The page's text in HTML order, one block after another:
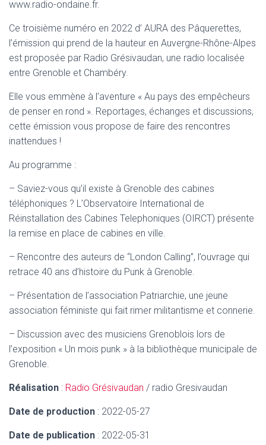
www.radio-ondaine.fr.
Ce troisième numéro en 2022 d’ AURA des Pâquerettes,
l’émission qui prend de la hauteur en Auvergne-Rhône-Alpes
est proposée par Radio Grésivaudan, une radio localisée
entre Grenoble et Chambéry.
Elle vous emmène à l’aventure « Au pays des empêcheurs
de penser en rond ». Reportages, échanges et discussions,
cette émission vous propose de faire des rencontres
inattendues !
Au programme :
– Saviez-vous qu’il existe à Grenoble des cabines
téléphoniques ? L’Observatoire International de
Réinstallation des Cabines Telephoniques (OIRCT) présente
la remise en place de cabines en ville.
– Rencontre des auteurs de “London Calling”, l’ouvrage qui
retrace 40 ans d’histoire du Punk à Grenoble.
– Présentation de l’association Patriarchie, une jeune
association féministe qui fait rimer militantisme et connerie.
– Discussion avec des musiciens Grenoblois lors de
l’exposition « Un mois punk » à la bibliothèque municipale de
Grenoble.
Réalisation : Radio Grésivaudan / radio Gresivaudan
Date de production : 2022-05-27
Date de publication : 2022-05-31